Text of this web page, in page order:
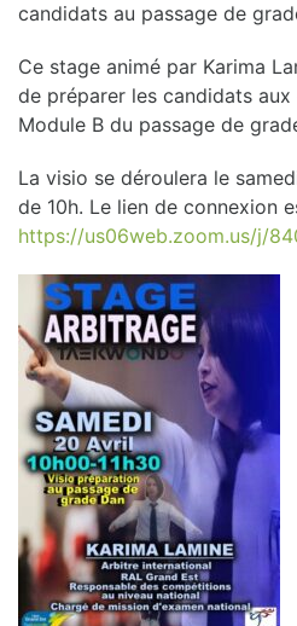
candidats au passage de
Ce stage animé par Karima
de préparer les candidats
Module B du passage de
La visio se déroulera le
de 10h. Le lien de connexion
https://us06web.zoom.us/j/